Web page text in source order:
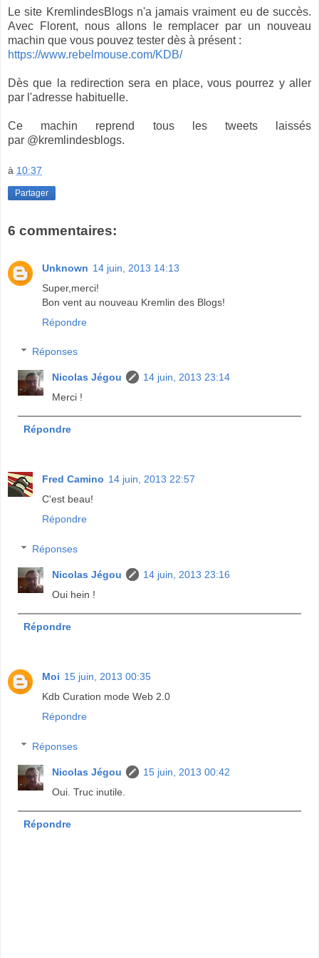
Le site KremlindesBlogs n'a jamais vraiment eu de succès.
Avec Florent, nous allons le remplacer par un nouveau
machin que vous pouvez tester dès à présent :
https://www.rebelmouse.com/KDB/
Dès que la redirection sera en place, vous pourrez y aller
par l'adresse habituelle.
Ce machin reprend tous les tweets laissés
par @kremlindesblogs.
à 10:37
Partager
6 commentaires:
Unknown 14 juin, 2013 14:13
Super,merci!
Bon vent au nouveau Kremlin des Blogs!
Répondre
Réponses
Nicolas Jégou
14 juin, 2013 23:14
Merci !
Répondre
Fred Camino 14 juin, 2013 22:57
C'est beau!
Répondre
Réponses
Nicolas Jégou
14 juin, 2013 23:16
Oui hein !
Répondre
Moi 15 juin, 2013 00:35
Kdb Curation mode Web 2.0
Répondre
Réponses
Nicolas Jégou
15 juin, 2013 00:42
Oui. Truc inutile.
Répondre